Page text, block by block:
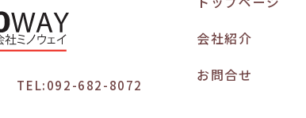
TEL:092-682-8072
会社紹介
お問合せ